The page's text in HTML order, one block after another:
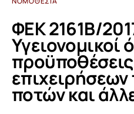
Αρχική
Δομή
Έργο
Υπηρεσίες
ΦΕΚ 2161Β/
Υγειονομικοί
ποτών και